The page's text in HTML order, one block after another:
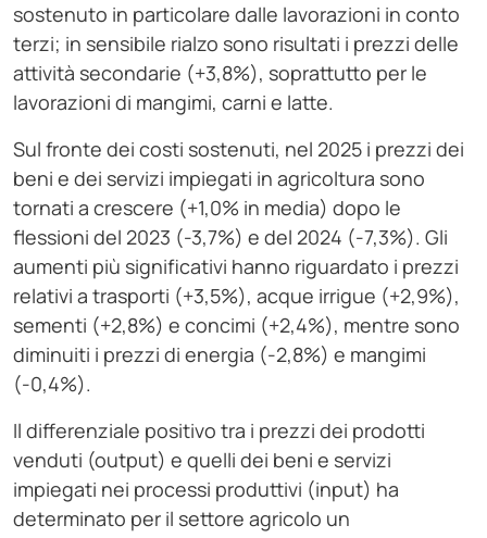
sostenuto in particolare dalle lavorazioni in conto
terzi; in sensibile rialzo sono risultati i prezzi delle
attività secondarie (+3,8%), soprattutto per le
lavorazioni di mangimi, carni e latte.
Sul fronte dei costi sostenuti, nel 2025 i prezzi dei
beni e dei servizi impiegati in agricoltura sono
tornati a crescere (+1,0% in media) dopo le
flessioni del 2023 (-3,7%) e del 2024 (-7,3%). Gli
aumenti più significativi hanno riguardato i prezzi
relativi a trasporti (+3,5%), acque irrigue (+2,9%),
sementi (+2,8%) e concimi (+2,4%), mentre sono
diminuiti i prezzi di energia (-2,8%) e mangimi
(-0,4%).
Il differenziale positivo tra i prezzi dei prodotti
venduti (output) e quelli dei beni e servizi
impiegati nei processi produttivi (input) ha
determinato per il settore agricolo un